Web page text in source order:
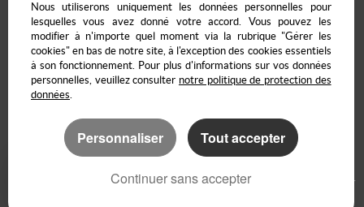
Mentions Légales Politique de protection des données
Gérer les cookies
Notre barème d'honoraires
Accès propriétaire en ligne
Référencement site immobilier
Nous utiliserons uniquement les données personnelles pour
lesquelles vous avez donné votre accord. Vous pouvez les
modifier à n'importe quel moment via la rubrique "Gérer les
cookies" en bas de notre site, à l'exception des cookies essentiels
à son fonctionnement. Pour plus d'informations sur vos données
personnelles, veuillez consulter notre politique de protection des
données.
Personnaliser Tout accepter
Continuer sans accepter